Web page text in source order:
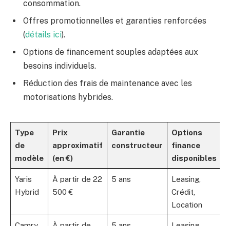
consommation.
Offres promotionnelles et garanties renforcées
(détails ici).
Options de financement souples adaptées aux
besoins individuels.
Réduction des frais de maintenance avec les
motorisations hybrides.
Type
de
modèle
Prix
approximatif
(en €)
Garantie
constructeur
Options
finance
disponibles
Yaris
Hybrid
À partir de 22
500 €
5 ans
Leasing,
Crédit,
Location